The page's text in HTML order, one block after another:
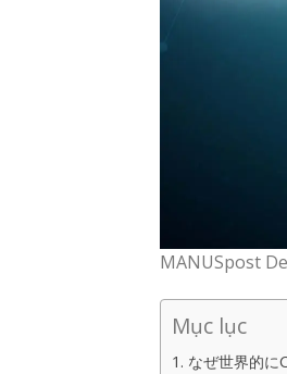
MANUSpost
Mục lục
1. なぜ世界的に